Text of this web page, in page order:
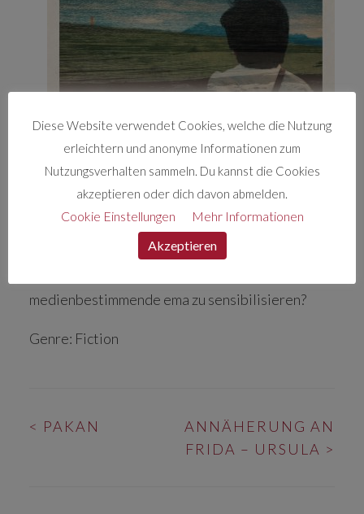
Wieso sollte man eigentlich nicht die tragische
Flüchtlingskrise in ein Märchen verpacken und
auf diesem Wege deren Odysee ver- ständlich,
aber dennoch dramatisch darstellen, um die
medienbestimmende ema zu sensibilisieren?
Genre: Fiction
< PAKAN
ANNÄHERUNG AN
FRIDA – URSULA >
Diese Website verwendet Cookies, welche die Nutzung
erleichtern und anonyme Informationen zum
Nutzungsverhalten sammeln. Du kannst die Cookies
akzeptieren oder dich davon abmelden.
Cookie Einstellungen
Mehr Informationen
Akzeptieren